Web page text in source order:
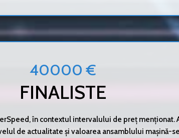
40000 €
FINALISTE
în contextul intervalului de preț menționat.
de actualitate și valoarea ansamblului mașină-